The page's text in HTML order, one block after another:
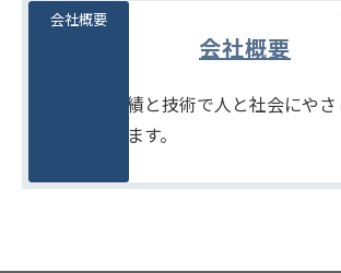
会社概要
たしかな実績と技術で人と社会にや
りをめざします。
会社概要